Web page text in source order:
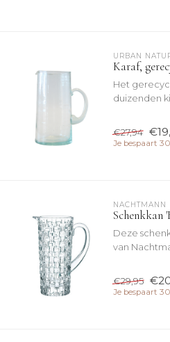
URBAN
Karaf,
Het
duizenden
€27,94
Je bespaart
NACHTMANN
Schenkkan
Deze
van
€29,95
Je bespaart